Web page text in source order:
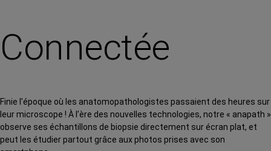
Connectée
Finie l’époque où les anatomopathologistes passaient des heures sur
leur microscope ! À l’ère des nouvelles technologies, notre « anapath »
observe ses échantillons de biopsie directement sur écran plat, et
peut les étudier partout grâce aux photos prises avec son